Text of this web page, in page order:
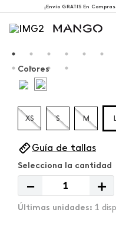
¡Envío GRATIS En
Colores
XS S M L
Guía de tallas
＋
－
1